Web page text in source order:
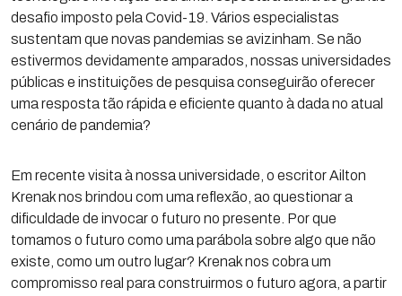
desafio imposto pela Covid-19. Vários especialistas
sustentam que novas pandemias se avizinham. Se não
estivermos devidamente amparados, nossas universidades
públicas e instituições de pesquisa conseguirão oferecer
uma resposta tão rápida e eficiente quanto à dada no atual
cenário de pandemia?
Em recente visita à nossa universidade, o escritor Ailton
Krenak nos brindou com uma reflexão, ao questionar a
dificuldade de invocar o futuro no presente. Por que
tomamos o futuro como uma parábola sobre algo que não
existe, como um outro lugar? Krenak nos cobra um
compromisso real para construirmos o futuro agora, a partir